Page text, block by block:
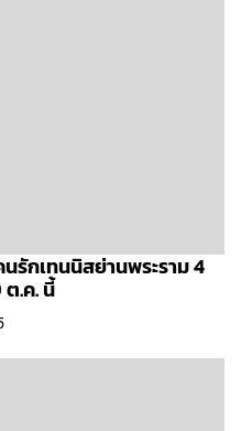
กเทนนิสย่านพระราม 4
ต.ค. นี้